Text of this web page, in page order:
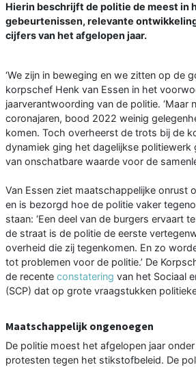
Hierin beschrijft de politie de meest in
gebeurtenissen, relevante
cijfers van het afgelopen jaar.
‘We zijn in beweging en we zitten op de
korpschef Henk van Essen in het
jaarverantwoording van de politie. ‘Maar
coronajaren, bood 2022 weinig
komen. Toch overheerst de trots bij de
dynamiek ging het dagelijkse politiewerk
van onschatbare waarde voor de
Van Essen ziet maatschappelijke onrust
en is bezorgd hoe de politie vaker
staan: ‘Een deel van de burgers ervaart
de straat is de politie de eerste
overheid die zij tegenkomen. En zo
tot problemen voor de politie.’ De
de recente constatering van het Sociaal
(SCP) dat op grote vraagstukken
Maatschappelijk ongenoegen
De politie moest het afgelopen jaar
protesten tegen het stikstofbeleid. De